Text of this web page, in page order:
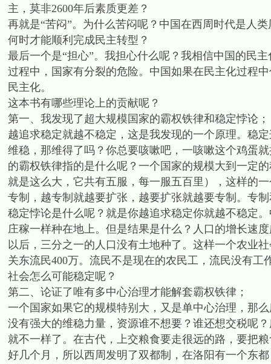
主，莫非2600年后素质更差？
再就是“苦闷”。为什么苦闷呢？中国在西周时代是人
何时才能顺利完成民主转型？
最后一个是“担心”。我担心什么呢？我相信中国的民
过程中，国家有分裂的危险。中国如果在民主化过程
民主化。
这本书有哪些理论上的贡献呢？
第一、我发现了超大规模国家的霸权铁律和稳定悖论；
越追求稳定就越不稳定，这是我发现的一个原理。稳
维稳，那维得了吗？你总要咳嗽吧，一咳嗽这个鸡蛋
的霸权铁律指的是什么呢？一个国家的规模大到一定
就是这么大，它共有五服，每一服五百里），这样的
专制，越专制就越要扩张，越要扩张就越要专制。专
稳定悖论是什么呢？就是你越追求稳定你就越不稳定
庄稼一样种在地上。但是结果是什么？人口的增长速
以后，三分之一的人口没有土地种了。这样一个农业
关东流民400万。流民不是现在的农民工，流民没有
社会怎么可能稳定呢？
第二、论证了唯有多中心治理才能解套霸权铁律；
一个国家如果它的规模特别大，又是单中心治理，那
没有强大的维稳力量，资源谁不想要？谁还想交税呢
就不一样了。在古代，上交粮食要走很远的路，要把
好几个月，所以西周发明了双都制，在洛阳有一个东